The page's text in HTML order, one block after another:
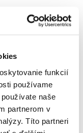
funkcií
používame
naše
partnerom v
Títo partneri